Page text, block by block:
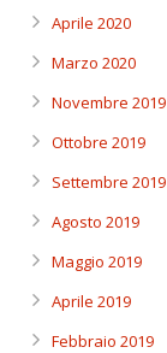
Aprile 2020
Marzo 2020
Novembre 2019
Ottobre 2019
Settembre 2019
Agosto 2019
Maggio 2019
Aprile 2019
Febbraio 2019